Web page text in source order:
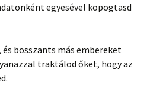
egyesével kopogtasd
és bosszants más embereket
traktálod őket, hogy az